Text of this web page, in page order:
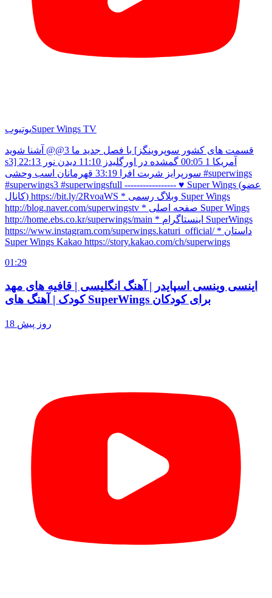
یوتیوبSuper Wings TV
با فصل جدید ما 3@@ آشنا شوید [قسمت های کشور سوپروینگز
s3] آمریکا 1 00:05 گمشده در اورگلیدز 11:10 دیدن نور 22:13
سورپرایز شربت افرا 33:19 قهرمانان اسب وحشی #superwings
#superwings3 #superwingsfull ----------------- ♥ Super Wings (عضو
کانال) https://bit.ly/2RvoaWS * وبلاگ رسمی Super Wings
http://blog.naver.com/superwingstv * صفحه اصلی Super Wings
http://home.ebs.co.kr/superwings/main * اینستاگرام SuperWings
https://www.instagram.com/superwings.katuri_official/ * داستان
Super Wings Kakao https://story.kakao.com/ch/superwings
01:29
اینسی وینسی اسپایدر | آهنگ انگلیسی | قافیه های مهد
کودک | آهنگ های SuperWings برای کودکان
18 روز پیش